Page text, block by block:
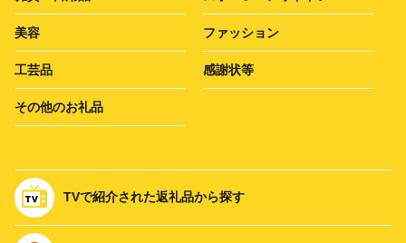
美容 ファッション
工芸品 感謝状等
その他のお礼品
TVで紹介された返礼品から探す